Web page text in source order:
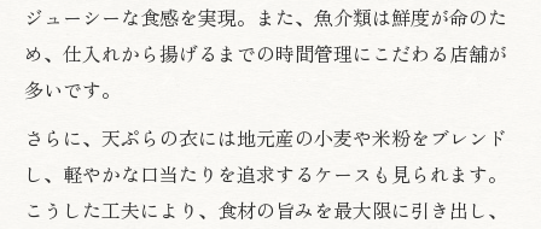
ジューシーな食感を実現。また、魚介類は鮮度が命のた
め、仕入れから揚げるまでの時間管理にこだわる店舗が
多いです。
さらに、天ぷらの衣には地元産の小麦や米粉をブレンド
し、軽やかな口当たりを追求するケースも見られます。
こうした工夫により、食材の旨みを最大限に引き出し、